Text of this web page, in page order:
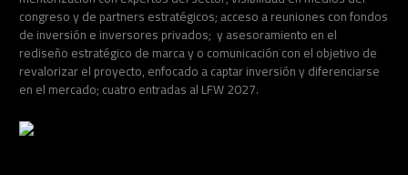
congreso y de partners estratégicos; acceso a reuniones con fondos
de inversión e inversores privados; y asesoramiento en el
rediseño estratégico de marca y o comunicación con el objetivo de
revalorizar el proyecto, enfocado a captar inversión y diferenciarse
en el mercado; cuatro entradas al LFW 2027.